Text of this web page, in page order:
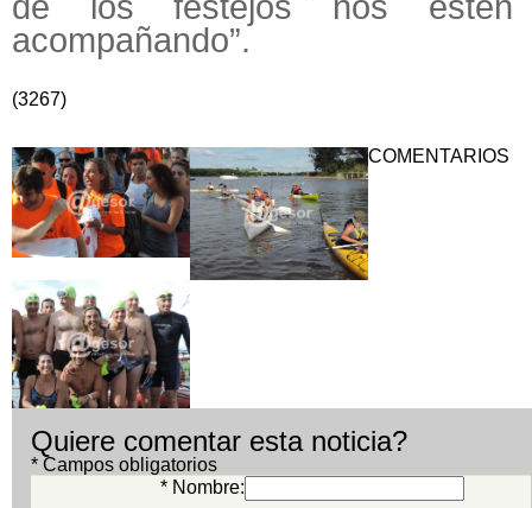
acompañando”.
(3267)
COMENTARIOS
Quiere comentar esta noticia?
* Campos obligatorios
* Nombre: